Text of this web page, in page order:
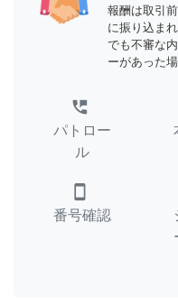
報酬は取引
に振り込ま
でも不審な
ーがあった
perm_phone_msg
パトロー
ル
smartphone
番号確認